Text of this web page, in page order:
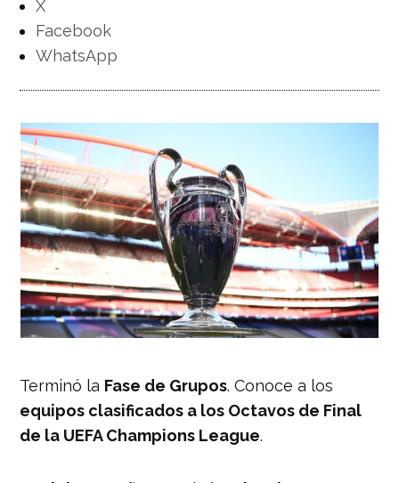
X
Facebook
WhatsApp
Terminó la Fase de Grupos. Conoce a los
equipos clasificados a los Octavos de Final
de la UEFA Champions League.